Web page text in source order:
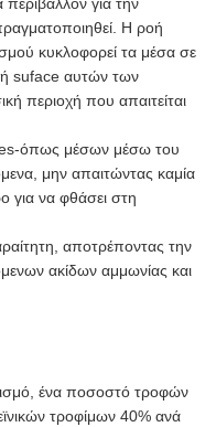
για την
Η ροή
κυκλοφορεί τα μέσα σε
suface αυτών των
περιοχή που απαιτείται
όπως μέσων μέσω του
μην απαιτώντας καμία
για να φθάσει στη
αποτρέποντας την
ακίδων αμμωνίας και
ένα ποσοστό τροφών
τροφίμων 40% ανά